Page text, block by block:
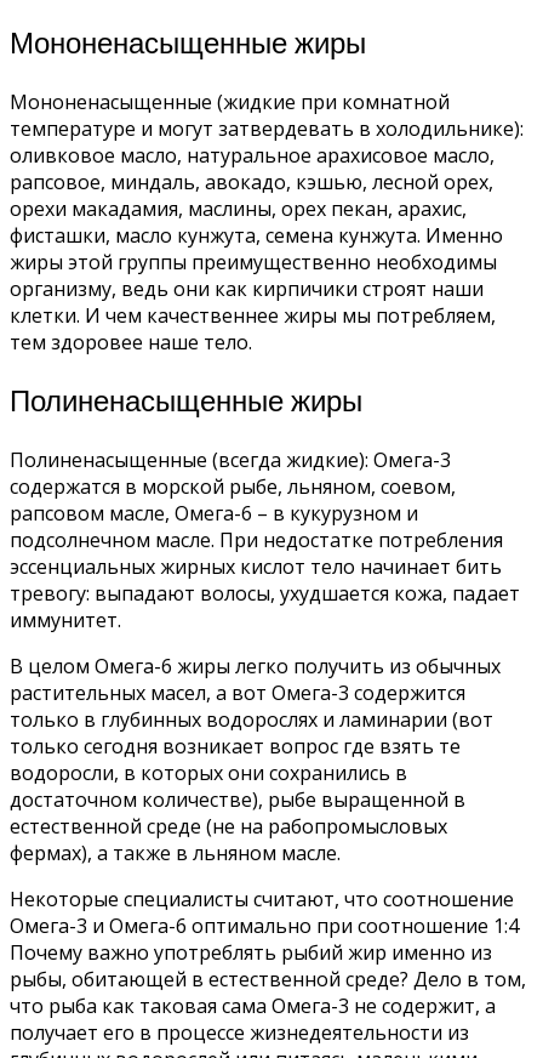
Мононенасыщенные жиры
Мононенасыщенные (жидкие при комнатной
температуре и могут затвердевать в холодильнике):
оливковое масло, натуральное арахисовое масло,
рапсовое, миндаль, авокадо, кэшью, лесной орех,
орехи макадамия, маслины, орех пекан, арахис,
фисташки, масло кунжута, семена кунжута. Именно
жиры этой группы преимущественно необходимы
организму, ведь они как кирпичики строят наши
клетки. И чем качественнее жиры мы потребляем,
тем здоровее наше тело.
Полиненасыщенные жиры
Полиненасыщенные (всегда жидкие): Омега-3
содержатся в морской рыбе, льняном, соевом,
рапсовом масле, Омега-6 – в кукурузном и
подсолнечном масле. При недостатке потребления
эссенциальных жирных кислот тело начинает бить
тревогу: выпадают волосы, ухудшается кожа, падает
иммунитет.
В целом Омега-6 жиры легко получить из обычных
растительных масел, а вот Омега-3 содержится
только в глубинных водорослях и ламинарии (вот
только сегодня возникает вопрос где взять те
водоросли, в которых они сохранились в
достаточном количестве), рыбе выращенной в
естественной среде (не на рабопромысловых
фермах), а также в льняном масле.
Некоторые специалисты считают, что соотношение
Омега-3 и Омега-6 оптимально при соотношение 1:4
Почему важно употреблять рыбий жир именно из
рыбы, обитающей в естественной среде? Дело в том,
что рыба как таковая сама Омега-3 не содержит, а
получает его в процессе жизнедеятельности из